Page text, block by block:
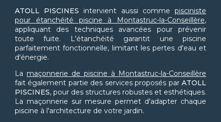
ATOLL PISCINES intervient aussi commepisciniste
pour étanchéité piscine à Montastruc-la-Conseillère,
appliquant des techniques avancées pour prévenir
toute fuite. L'étanchéité garantit une piscine
parfaitement fonctionnelle, limitant les pertes d'eau et
d'énergie.
La maçonnerie de piscine à Montastruc-la-Conseillère
fait également partie des services proposés par ATOLL
PISCINES, pour des structures robustes et esthétiques.
La maçonnerie sur mesure permet d'adapter chaque
piscine à l'architecture de votre jardin.